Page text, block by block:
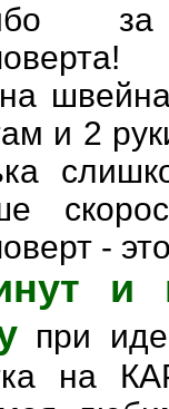
и 2
-
и
при
на